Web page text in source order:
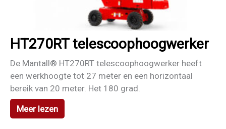
HT270RT telescoophoogwerker
De Mantall® HT270RT telescoophoogwerker heeft
een werkhoogte tot 27 meter en een horizontaal
bereik van 20 meter. Het 180 grad.
Meer lezen